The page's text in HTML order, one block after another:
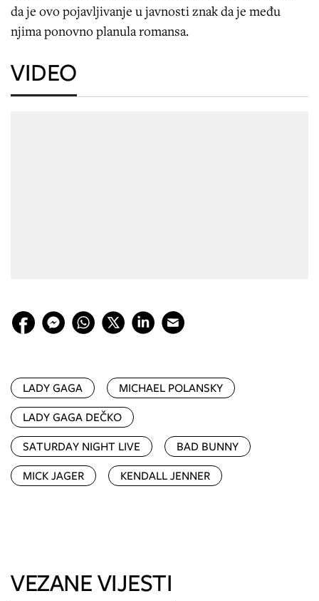
da je ovo pojavljivanje u javnosti znak da je među
njima ponovno planula romansa.
VIDEO
LADY GAGA
MICHAEL POLANSKY
LADY GAGA DEČKO
SATURDAY NIGHT LIVE
BAD BUNNY
MICK JAGER
KENDALL JENNER
VEZANE VIJESTI